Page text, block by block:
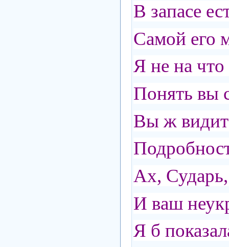
В запасе
Самой его
Я не на
Понять вы
Вы ж
Ах,
И ваш
Я б